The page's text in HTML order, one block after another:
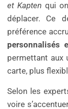
et Kapten qui
déplacer. Ce
préférence
personnalisés
permettant aux
carte, plus
Selon les
voire